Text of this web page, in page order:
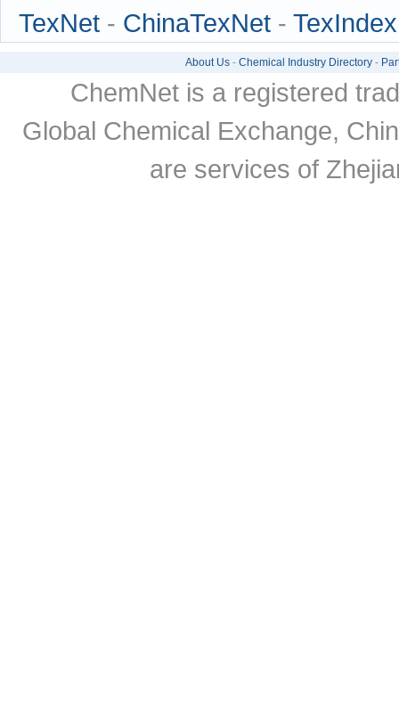
TexNet - ChinaTexNet - TexIndex
About Us- Chemical Industry Directory-
ChemNet is a registered
Global Chemical Exchange,
are services of